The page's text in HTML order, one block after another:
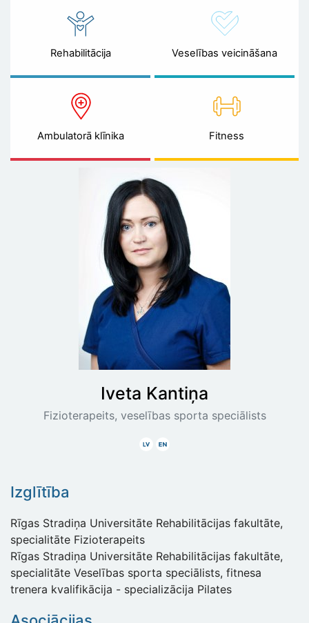
Rehabilitācija Veselības veicināšana
Ambulatorā klīnika Fitness
Iveta Kantiņa
Fizioterapeits, veselības sporta speciālists
LatviskiAngliski
Izglītība
Rīgas Stradiņa Universitāte Rehabilitācijas fakultāte,
specialitāte Fizioterapeits
Rīgas Stradiņa Universitāte Rehabilitācijas fakultāte,
specialitāte Veselības sporta speciālists, fitnesa
trenera kvalifikācija - specializācija Pilates